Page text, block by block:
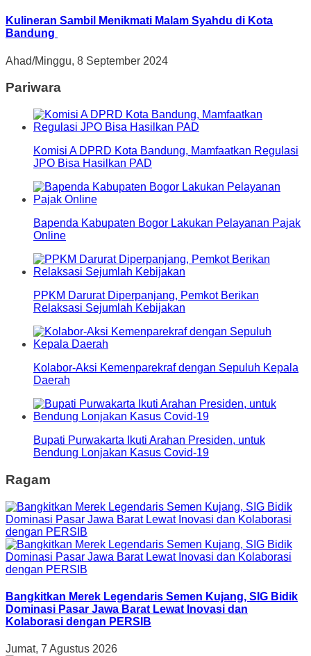
Kulineran Sambil Menikmati Malam Syahdu di Kota
Bandung
Ahad/Minggu, 8 September 2024
Pariwara
Komisi A DPRD Kota Bandung, Mamfaatkan Regulasi
JPO Bisa Hasilkan PAD
Bapenda Kabupaten Bogor Lakukan Pelayanan Pajak
Online
PPKM Darurat Diperpanjang, Pemkot Berikan
Relaksasi Sejumlah Kebijakan
Kolabor-Aksi Kemenparekraf dengan Sepuluh Kepala
Daerah
Bupati Purwakarta Ikuti Arahan Presiden, untuk
Bendung Lonjakan Kasus Covid-19
Ragam
Bangkitkan Merek Legendaris Semen Kujang, SIG Bidik
Dominasi Pasar Jawa Barat Lewat Inovasi dan
Kolaborasi dengan PERSIB
Jumat, 7 Agustus 2026